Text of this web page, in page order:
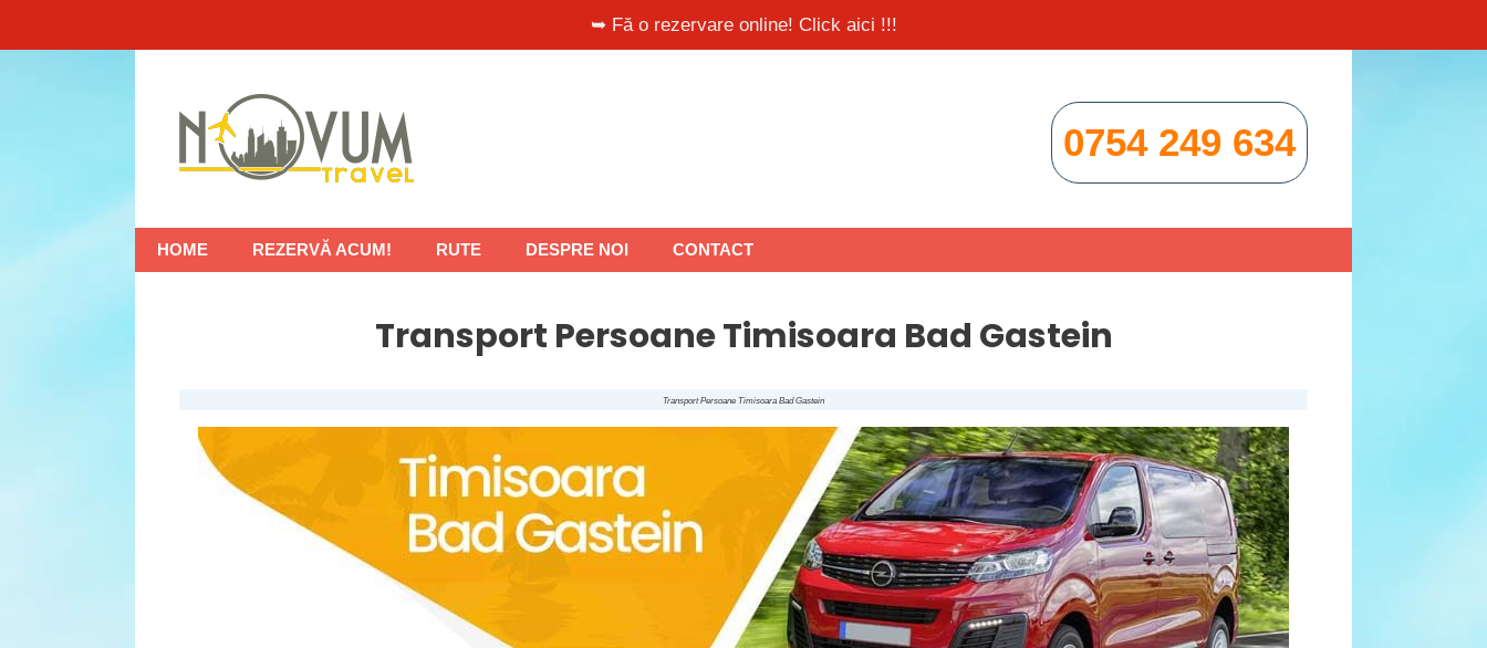
➥ Fă o rezervare online! Click aici !!!
0754 249 634
HOME REZERVĂ ACUM! RUTE DESPRE NOI CONTACT
Transport Persoane Timisoara Bad Gastein
Transport Persoane Timisoara Bad Gastein